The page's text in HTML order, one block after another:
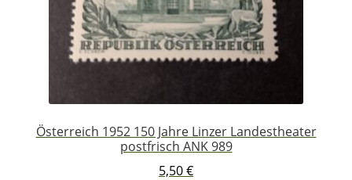
Österreich 1952 150 Jahre Linzer Landestheater
postfrisch ANK 989
5,50€